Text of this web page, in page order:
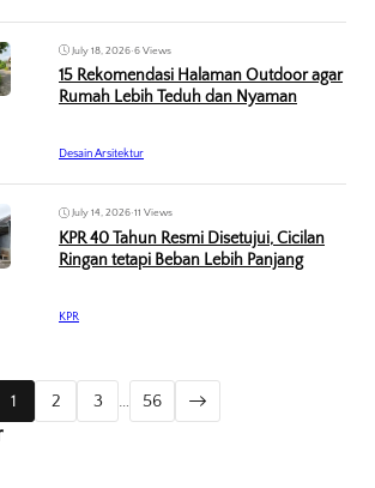
July 18, 2026•6 Views
15 Rekomendasi Halaman Outdoor agar
Rumah Lebih Teduh dan Nyaman
Desain Arsitektur
July 14, 2026•11 Views
KPR 40 Tahun Resmi Disetujui, Cicilan
Ringan tetapi Beban Lebih Panjang
KPR
1 2 3 … 56